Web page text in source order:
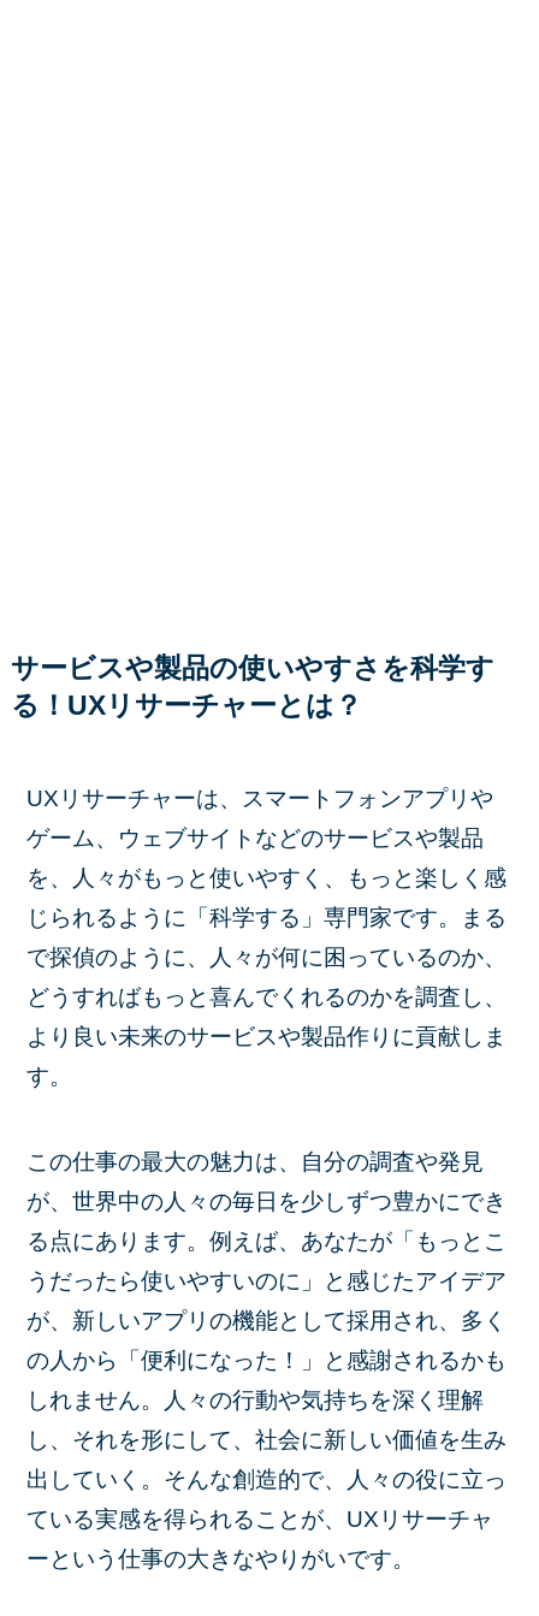
サービスや製品の使いやすさを科学す
る！UXリサーチャーとは？
UXリサーチャーは、スマートフォンアプリや
ゲーム、ウェブサイトなどのサービスや製品
を、人々がもっと使いやすく、もっと楽しく感
じられるように「科学する」専門家です。まる
で探偵のように、人々が何に困っているのか、
どうすればもっと喜んでくれるのかを調査し、
より良い未来のサービスや製品作りに貢献しま
す。
この仕事の最大の魅力は、自分の調査や発見
が、世界中の人々の毎日を少しずつ豊かにでき
る点にあります。例えば、あなたが「もっとこ
うだったら使いやすいのに」と感じたアイデア
が、新しいアプリの機能として採用され、多く
の人から「便利になった！」と感謝されるかも
しれません。人々の行動や気持ちを深く理解
し、それを形にして、社会に新しい価値を生み
出していく。そんな創造的で、人々の役に立っ
ている実感を得られることが、UXリサーチャ
ーという仕事の大きなやりがいです。